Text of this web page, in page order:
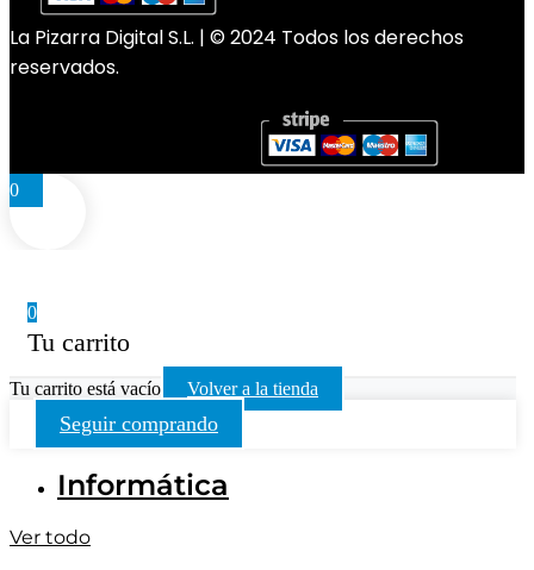
La Pizarra Digital S.L. | © 2024 Todos los derechos
reservados.
0
0
Tu carrito
Tu carrito está vacío Volver a la tienda
Seguir comprando
Informática
Ver todo